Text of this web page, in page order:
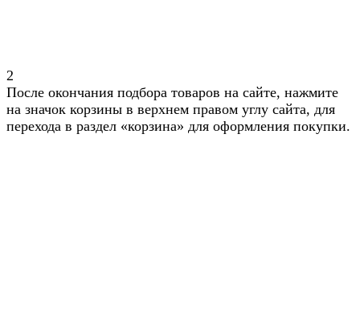
2
После окончания подбора товаров на сайте, нажмите
на значок корзины в верхнем правом углу сайта, для
перехода в раздел «корзина» для оформления покупки.